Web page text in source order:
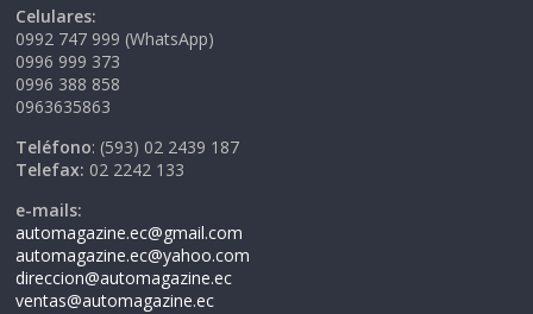
Celulares:
0992 747 999 (WhatsApp)
0996 999 373
0996 388 858
0963635863
Teléfono: (593) 02 2439 187
Telefax: 02 2242 133
e-mails:
automagazine.ec@gmail.com
automagazine.ec@yahoo.com
direccion@automagazine.ec
ventas@automagazine.ec